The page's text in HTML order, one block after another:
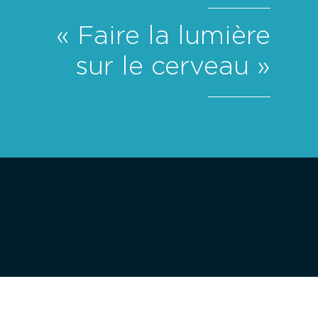
« Faire la lumière
sur le cerveau »